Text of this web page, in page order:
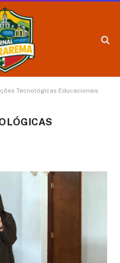
Tecnológicas Educacionais